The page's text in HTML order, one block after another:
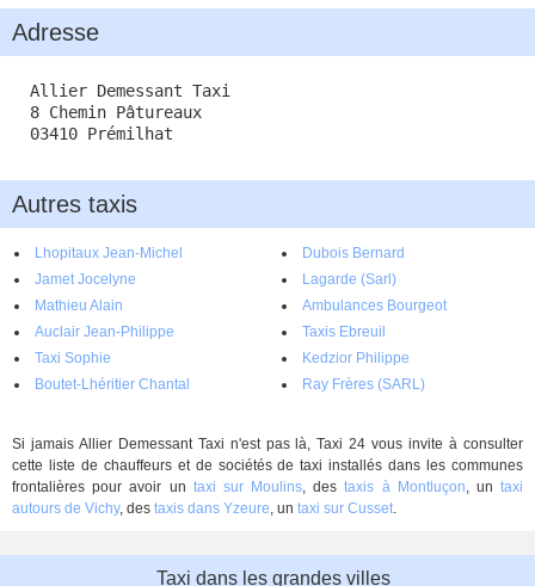
Adresse
Allier Demessant Taxi
8 Chemin Pâtureaux
03410 Prémilhat
Autres taxis
Lhopitaux Jean-Michel
Dubois Bernard
Jamet Jocelyne
Lagarde (Sarl)
Mathieu Alain
Ambulances Bourgeot
Auclair Jean-Philippe
Taxis Ebreuil
Taxi Sophie
Kedzior Philippe
Boutet-Lhéritier Chantal
Ray Frères (SARL)
Si jamais Allier Demessant Taxi n'est pas là, Taxi 24 vous invite à consulter
cette liste de chauffeurs et de sociétés de taxi installés dans les communes
frontalières pour avoir un taxi sur Moulins, destaxis à Montluçon, untaxi
autours de Vichy, des taxis dans Yzeure, un taxi sur Cusset.
Taxi dans les grandes villes